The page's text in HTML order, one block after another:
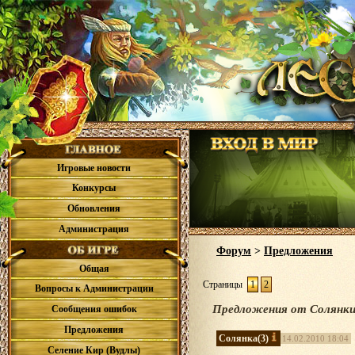
Игровые новости
Конкурсы
Обновления
Администрация
Общая
Вопросы к Администрации
Сообщения ошибок
Предложения
Селение Кир (Вудлы)
Форум > Предложения
Страницы 1 2
Предложения от Солянки
Солянка(3) 14.02.2010 18:04